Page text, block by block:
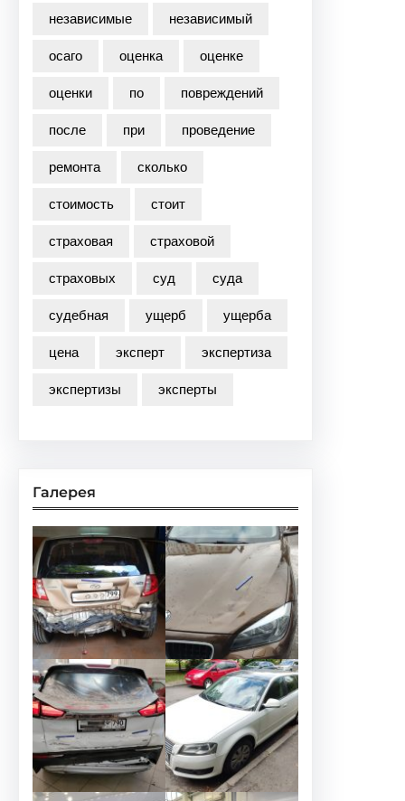
независимые
независимый
осаго
оценка
оценке
оценки
по
повреждений
после
при
проведение
ремонта
сколько
стоимость
стоит
страховая
страховой
страховых
суд
суда
судебная
ущерб
ущерба
цена
эксперт
экспертиза
экспертизы
эксперты
Галерея